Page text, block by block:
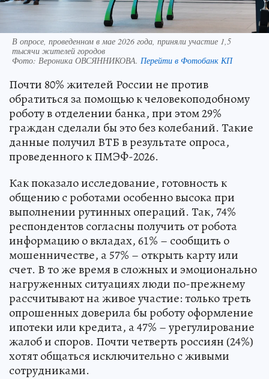
В опросе, проведенном в мае 2026 года, приняли участие 1,5
тысячи жителей городов
Фото: Вероника ОВСЯННИКОВА. Перейти в Фотобанк КП
Почти 80% жителей России не против
обратиться за помощью к человекоподобному
роботу в отделении банка, при этом 29%
граждан сделали бы это без колебаний. Такие
данные получил ВТБ в результате опроса,
проведенного к ПМЭФ-2026.
Как показало исследование, готовность к
общению с роботами особенно высока при
выполнении рутинных операций. Так, 74%
респондентов согласны получить от робота
информацию о вкладах, 61% – сообщить о
мошенничестве, а 57% – открыть карту или
счет. В то же время в сложных и эмоционально
нагруженных ситуациях люди по-прежнему
рассчитывают на живое участие: только треть
опрошенных доверила бы роботу оформление
ипотеки или кредита, а 47% – урегулирование
жалоб и споров. Почти четверть россиян (24%)
хотят общаться исключительно с живыми
сотрудниками.